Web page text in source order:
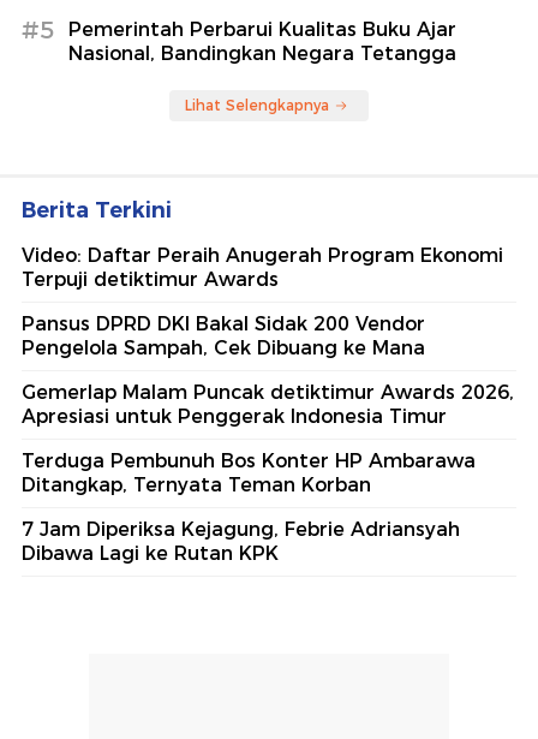
#5
Pemerintah Perbarui Kualitas Buku Ajar
Nasional, Bandingkan Negara Tetangga
Lihat Selengkapnya
Berita Terkini
Video: Daftar Peraih Anugerah Program Ekonomi
Terpuji detiktimur Awards
Pansus DPRD DKI Bakal Sidak 200 Vendor
Pengelola Sampah, Cek Dibuang ke Mana
Gemerlap Malam Puncak detiktimur Awards 2026,
Apresiasi untuk Penggerak Indonesia Timur
Terduga Pembunuh Bos Konter HP Ambarawa
Ditangkap, Ternyata Teman Korban
7 Jam Diperiksa Kejagung, Febrie Adriansyah
Dibawa Lagi ke Rutan KPK